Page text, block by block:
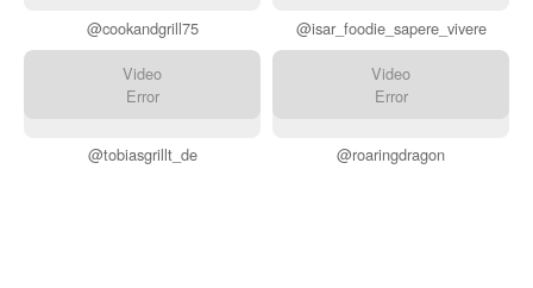
@cookandgrill75
@isar_foodie_sapere_vivere
Video
Error
@tobiasgrillt_de
Video
Error
@roaringdragon